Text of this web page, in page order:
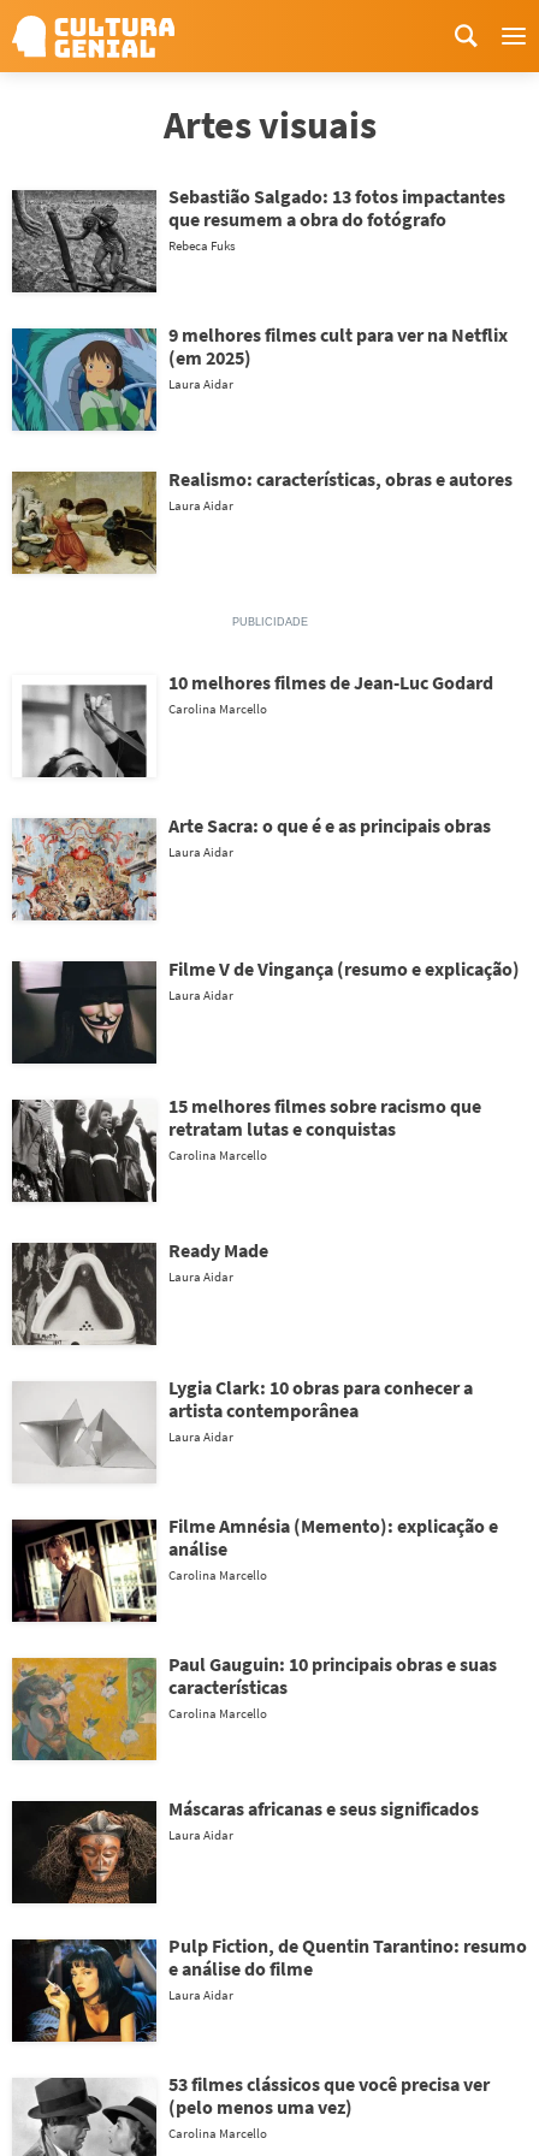
Artes visuais
Sebastião Salgado: 13 fotos impactantes
que resumem a obra do fotógrafo
Rebeca Fuks
9 melhores filmes cult para ver na Netflix
(em 2025)
Laura Aidar
Realismo: características, obras e autores
Laura Aidar
10 melhores filmes de Jean-Luc Godard
Carolina Marcello
Arte Sacra: o que é e as principais obras
Laura Aidar
Filme V de Vingança (resumo e explicação)
Laura Aidar
15 melhores filmes sobre racismo que
retratam lutas e conquistas
Carolina Marcello
Ready Made
Laura Aidar
Lygia Clark: 10 obras para conhecer a
artista contemporânea
Laura Aidar
Filme Amnésia (Memento): explicação e
análise
Carolina Marcello
Paul Gauguin: 10 principais obras e suas
características
Carolina Marcello
Máscaras africanas e seus significados
Laura Aidar
Pulp Fiction, de Quentin Tarantino: resumo
e análise do filme
Laura Aidar
53 filmes clássicos que você precisa ver
(pelo menos uma vez)
Carolina Marcello